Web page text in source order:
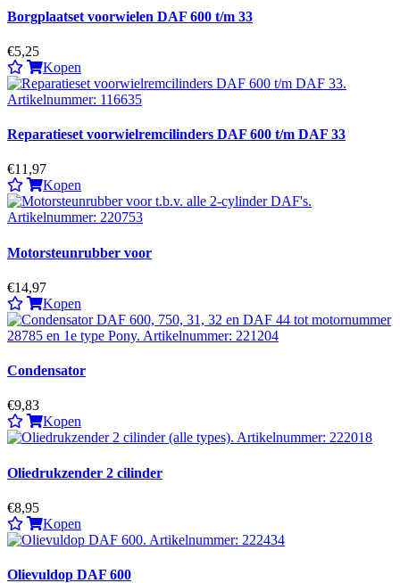
Borgplaatset voorwielen DAF 600 t/m 33
€5,25
Kopen
Reparatieset voorwielremcilinders DAF 600 t/m DAF 33
€11,97
Kopen
Motorsteunrubber voor
€14,97
Kopen
Condensator
€9,83
Kopen
Oliedrukzender 2 cilinder
€8,95
Kopen
Olievuldop DAF 600